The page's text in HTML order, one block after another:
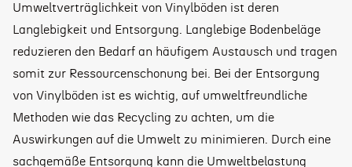
Umweltverträglichkeit von Vinylböden ist deren
Langlebigkeit und Entsorgung. Langlebige Bodenbeläge
reduzieren den Bedarf an häufigem Austausch und tragen
somit zur Ressourcenschonung bei. Bei der Entsorgung
von Vinylböden ist es wichtig, auf umweltfreundliche
Methoden wie das Recycling zu achten, um die
Auswirkungen auf die Umwelt zu minimieren. Durch eine
sachgemäße Entsorgung kann die Umweltbelastung